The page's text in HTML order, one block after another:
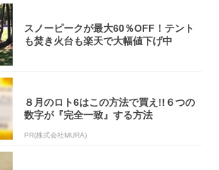
スノーピークが最大60％OFF！テント
も焚き火台も楽天で大幅値下げ中
８月のロト6はこの方法で買え!!６つの
数字が『完全一致』する方法
PR(株式会社MURA)